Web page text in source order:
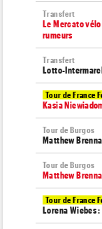
Transfert
Le Mercato
rumeurs
Transfert
Lotto-
Tour de France
Kasia
Tour de Burgos
Matthew
Tour de Burgos
Matthew
Tour de France
Lorena Wiebes